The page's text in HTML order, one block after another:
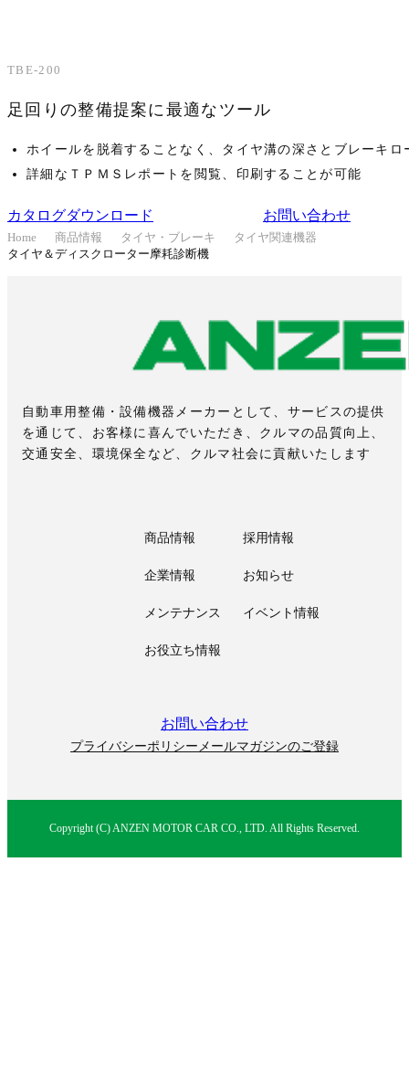
TBE-200
足回りの整備提案に最適なツール
ホイールを脱着することなく、タイヤ溝の深さとブレーキロ
詳細なＴＰＭＳレポートを閲覧、印刷することが可能
カタログダウンロード お問い合わせ
Home 商品情報 タイヤ・ブレーキ
タイヤ関連機器
タイヤ＆ディスクローター摩耗診断機
自動車用整備・設備機器メーカーとして、サービスの提供
を通じて、お客様に喜んでいただき、クルマの品質向上、
交通安全、環境保全など、クルマ社会に貢献いたします
商品情報 採用情報
企業情報 お知らせ
メンテナンス イベント情報
お役立ち情報
お問い合わせ
プライバシーポリシー メールマガジンのご登録
Copyright (C) ANZEN MOTOR CAR CO., LTD. All Rights Reserved.